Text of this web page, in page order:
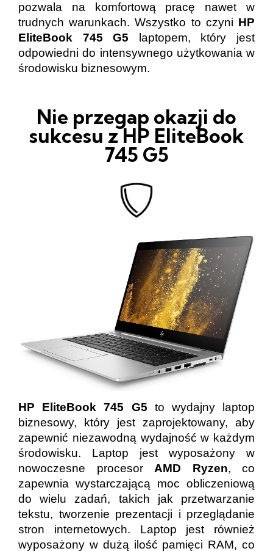
pozwala na komfortową pracę nawet w
trudnych warunkach. Wszystko to czyni HP
EliteBook 745 G5 laptopem, który jest
odpowiedni do intensywnego użytkowania w
środowisku biznesowym.
Nie przegap okazji do
sukcesu z HP EliteBook
745 G5
HP EliteBook 745 G5 to wydajny laptop
biznesowy, który jest zaprojektowany, aby
zapewnić niezawodną wydajność w każdym
środowisku. Laptop jest wyposażony w
nowoczesne procesor AMD Ryzen, co
zapewnia wystarczającą moc obliczeniową
do wielu zadań, takich jak przetwarzanie
tekstu, tworzenie prezentacji i przeglądanie
stron internetowych. Laptop jest również
wyposażony w dużą ilość pamięci RAM, co